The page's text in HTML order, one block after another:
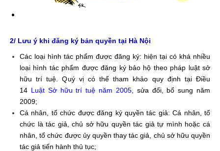
2/ Lưu ý khi đăng ký bản quyền tại Hà Nội
Các loại hình tác phẩm được đăng ký: hiện tại có khá nhiều
loại hình tác phẩm được đăng ký bảo hộ theo pháp luật sở
hữu trí tuệ. Quý vị có thể tham khảo quy định tại Điều
14 Luật Sở hữu trí tuệ năm 2005, sửa đổi, bổ sung năm
2009;
Cá nhân, tổ chức được đăng ký quyền tác giả: Cá nhân, tổ
chức là tác giả, chủ sở hữu quyền tác giả tự mình hoặc cá
nhân, tổ chức được ủy quyền thay tác giả, chủ sở hữu quyền
tác giả tiến hành thủ tục;